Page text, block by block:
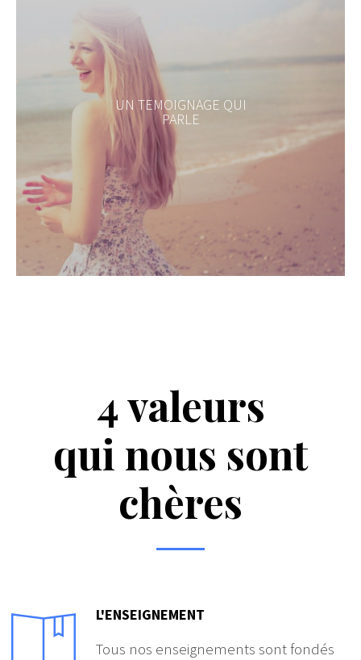
UN TEMOIGNAGE QUI
PARLE
4 valeurs
qui nous sont
chères
L'ENSEIGNEMENT
Tous nos enseignements sont fondés